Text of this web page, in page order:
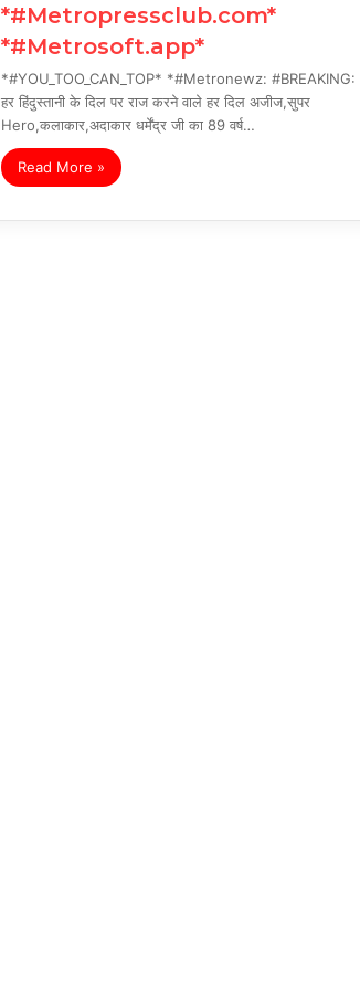
*#Metropressclub.com*
*#Metrosoft.app*
*#YOU_TOO_CAN_TOP* *#Metronewz: #BREAKING:
हर हिंदुस्तानी के दिल पर राज करने वाले हर दिल अजीज,सुपर
Hero,कलाकार,अदाकार धर्मेंद्र जी का 89 वर्ष…
Read More »